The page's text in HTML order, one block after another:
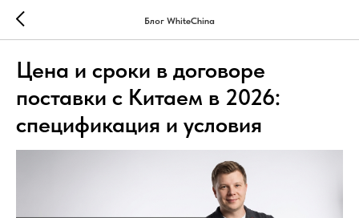
Блог WhiteChina
Цена и сроки в договоре
поставки с Китаем в 2026:
спецификация и условия